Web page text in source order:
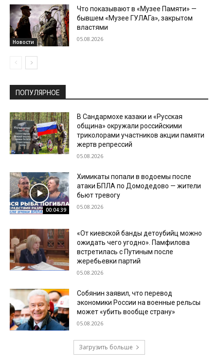
Новости
Что показывают в «Музее Памяти» —
бывшем «Музее ГУЛАГа», закрытом
властями
05.08.2026
ПОПУЛЯРНОЕ
В Сандармохе казаки и «Русская
община» окружали российскими
триколорами участников акции памяти
жертв репрессий
05.08.2026
00:04:39
Химикаты попали в водоемы после
атаки БПЛА по Домодедово — жители
бьют тревогу
05.08.2026
«От киевской банды детоубийц можно
ожидать чего угодно». Памфилова
встретилась с Путиным после
жеребьевки партий
05.08.2026
Собянин заявил, что перевод
экономики России на военные рельсы
может «убить вообще страну»
05.08.2026
Загрузить больше